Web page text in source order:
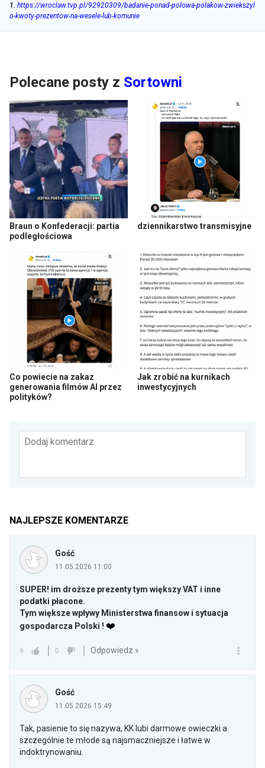
1. https://wroclaw.tvp.pl/92920309/badanie-ponad-polowa-polakow-zwiekszyl
o-kwoty-prezentow-na-wesele-lub-komunie
Polecane posty z Sortowni
Braun o Konfederacji: partia
podległościowa
dziennikarstwo transmisyjne
Co powiecie na zakaz
generowania filmów AI przez
polityków?
Jak zrobić na kurnikach
inwestycyjnych
Dodaj komentarz
NAJLEPSZE KOMENTARZE
Gość
11.05.2026 11:00
SUPER! im droższe prezenty tym większy VAT i inne
podatki płacone.
Tym większe wpływy Ministerstwa finansow i sytuacja
gospodarcza Polski ! ❤️
9 0 Odpowiedz »
Gość
11.05.2026 15:49
Tak, pasienie to się nazywa, KK lubi darmowe owieczki a
szczególnie te młode są najsmaczniejsze i łatwe w
indoktrynowaniu.